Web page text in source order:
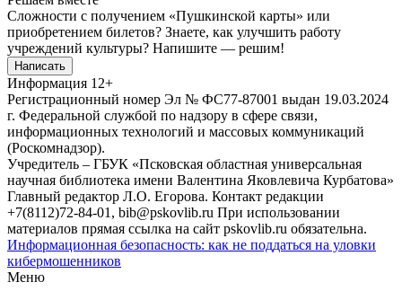
Сложности с получением «Пушкинской карты» или
приобретением билетов? Знаете, как улучшить работу
учреждений культуры? Напишите — решим!
Написать
Информация 12+
Регистрационный номер Эл № ФС77-87001 выдан 19.03.2024
г. Федеральной службой по надзору в сфере связи,
информационных технологий и массовых коммуникаций
(Роскомнадзор).
Учредитель – ГБУК «Псковская областная универсальная
научная библиотека имени Валентина Яковлевича Курбатова»
Главный редактор Л.О. Егорова. Контакт редакции
+7(8112)72-84-01, bib@pskovlib.ru При использовании
материалов прямая ссылка на сайт pskovlib.ru обязательна.
Информационная безопасность: как не поддаться на уловки
кибермошенников
Меню